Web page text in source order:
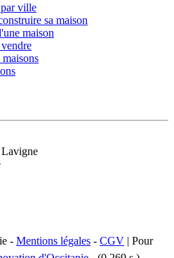
ville
sa maison
maison
- Mentions légales - CGV | Pour